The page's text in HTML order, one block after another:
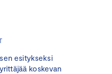
esitykseksi
koskevan